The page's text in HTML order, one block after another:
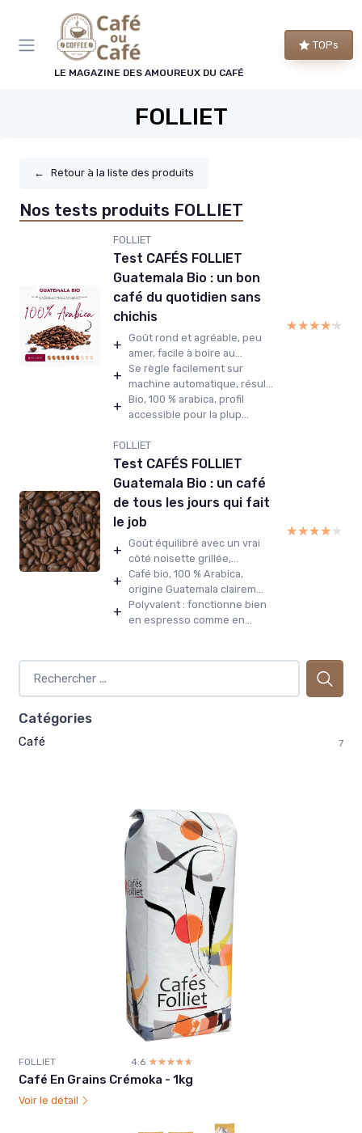
LE MAGAZINE DES AMOUREUX DU CAFÉ
TOPs
FOLLIET
← Retour à la liste des produits
Nos tests produits FOLLIET
FOLLIET
Test CAFÉS FOLLIET
Guatemala Bio : un bon
café du quotidien sans
chichis
+ Goût rond et agréable, peu
amer, facile à boire au...
+ Se règle facilement sur
machine automatique, résul...
+ Bio, 100 % arabica, profil
accessible pour la plup...
★★★★★
★★★★★
FOLLIET
Test CAFÉS FOLLIET
Guatemala Bio : un café
de tous les jours qui fait
le job
+ Goût équilibré avec un vrai
côté noisette grillée,...
+ Café bio, 100 % Arabica,
origine Guatemala clairem...
+ Polyvalent : fonctionne bien
en espresso comme en...
★★★★★
★★★★★
Catégories
Café 7
FOLLIET 4.6 ☆☆☆☆☆
★★★★★
Café En Grains Crémoka - 1kg
Voir le détail
Panneau de gestion des cookies